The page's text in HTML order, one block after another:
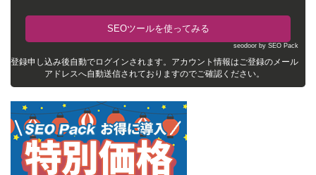
seodoor by SEO Pack
登録申し込み後自動でログインされます。アカウント情報はご登録のメール
アドレスへ自動送信されておりますのでご確認ください。